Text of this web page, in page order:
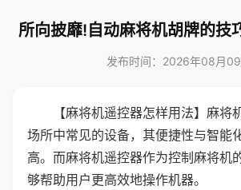
所向披靡!自动麻将机胡牌的技
发布时间：2026年08月
【麻将机遥控器怎样用法】麻将
场所中常见的设备，其便捷性与智能
高。而麻将机遥控器作为控制麻将机
够帮助用户更高效地操作机器。